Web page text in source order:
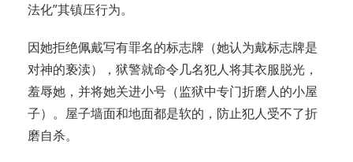
法化”其镇压行为。
因她拒绝佩戴写有罪名的标志牌（她认为戴标志牌是
对神的亵渎），狱警就命令几名犯人将其衣服脱光，
羞辱她，并将她关进小号（监狱中专门折磨人的小屋
子）。屋子墙面和地面都是软的，防止犯人受不了折
磨自杀。